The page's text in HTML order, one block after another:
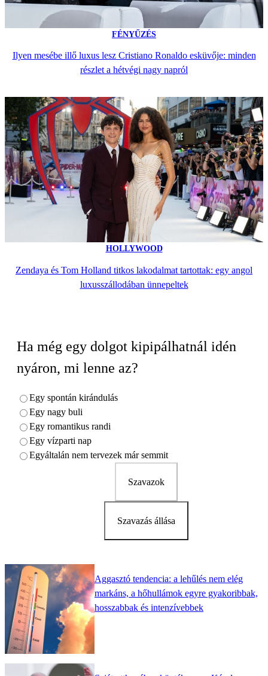
FÉNYŰZÉS
Ilyen mesébe illő luxus lesz Cristiano Ronaldo esküvője: minden
részlet a hétvégi nagy napról
HOLLYWOOD
Zendaya és Tom Holland titkos lakodalmat tartottak: egy angol
luxusszállodában ünnepeltek
Ha még egy dolgot kipipálhatnál idén
nyáron, mi lenne az?
Egy spontán kirándulás
Egy nagy buli
Egy romantikus randi
Egy vízparti nap
Egyáltalán nem tervezek már semmit
Szavazok
Szavazás állása
Aggasztó tendencia: a lehűlés nem elég
markáns, a hőhullámok egyre gyakoribbak,
hosszabbak és intenzívebbek